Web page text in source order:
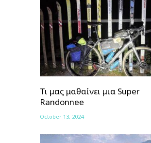
Τι μας μαθαίνει μια Super
Randonnee
October 13, 2024